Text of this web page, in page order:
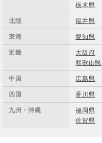
栃木県
北陸 福井県
東海 愛知県
近畿 大阪府
和歌山県
中国 広島県
四国 香川県
九州・沖縄 福岡県
佐賀県